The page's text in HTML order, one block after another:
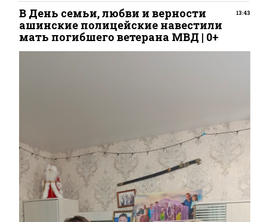
13:43
В День семьи, любви и верности
ашинские полицейские навестили
мать погибшего ветерана МВД | 0+